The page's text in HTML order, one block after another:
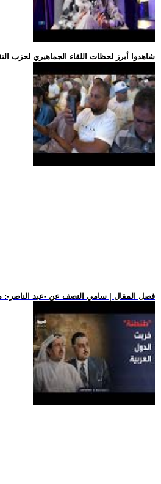
.. شاهدوا أبرز لحظات اللقاء الجماهيري لحزب
.. فصل المقال | سامي النصف عن -عبد الناصر-: